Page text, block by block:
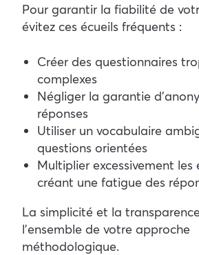
Pour garantir la fiabilité de
évitez ces écueils fréquents :
Créer des questionnaires
complexes
Négliger la garantie
réponses
Utiliser un vocabulaire
questions orientées
Multiplier excessivement les
créant une fatigue des
La simplicité et la
l’ensemble de votre approche
méthodologique.